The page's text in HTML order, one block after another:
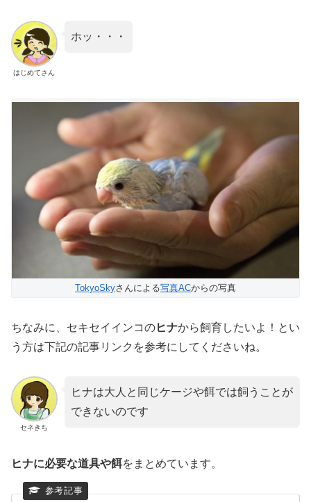
はじめてさん
ホッ・・・
TokyoSkyさんによる写真ACからの写真
ちなみに、セキセイインコのヒナから飼育したいよ！とい
う方は下記の記事リンクを参考にしてくださいね。
セネきち
ヒナは大人と同じケージや餌では飼うことが
できないのです
ヒナに必要な道具や餌をまとめています。